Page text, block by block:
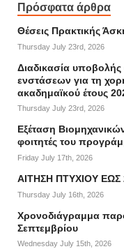
Πρόσφατα άρθρα
Θέσεις Πρακτικής
Thursday July 23rd, 2026
Διαδικασία
ενστάσεων για τη
ακαδημαϊκού έτους
Thursday July 23rd, 2026
Εξέταση
φοιτητές του
Friday July 17th, 2026
ΑΙΤΗΣΗ ΠΤΥΧΙΟΥ ΕΩΣ
Thursday July 16th, 2026
Χρονοδιάγραμμα
Σεπτεμβρίου
Wednesday July 15th, 2026